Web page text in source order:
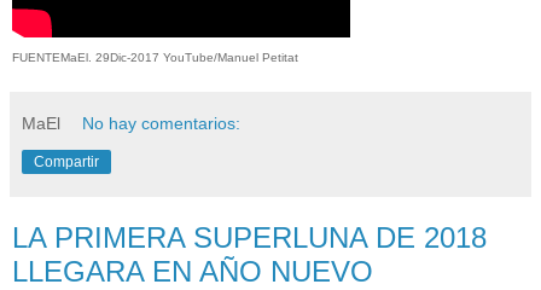
FUENTEMaEl. 29Dic-2017 YouTube/Manuel Petitat
MaEl No hay comentarios:
Compartir
LA PRIMERA SUPERLUNA DE 2018
LLEGARA EN AÑO NUEVO